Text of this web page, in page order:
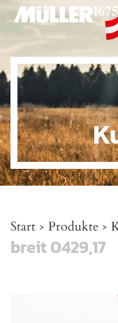
Start > Produkte >
breit 0429,17